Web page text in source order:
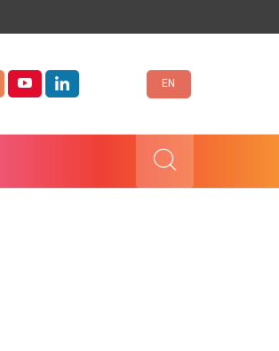
EN